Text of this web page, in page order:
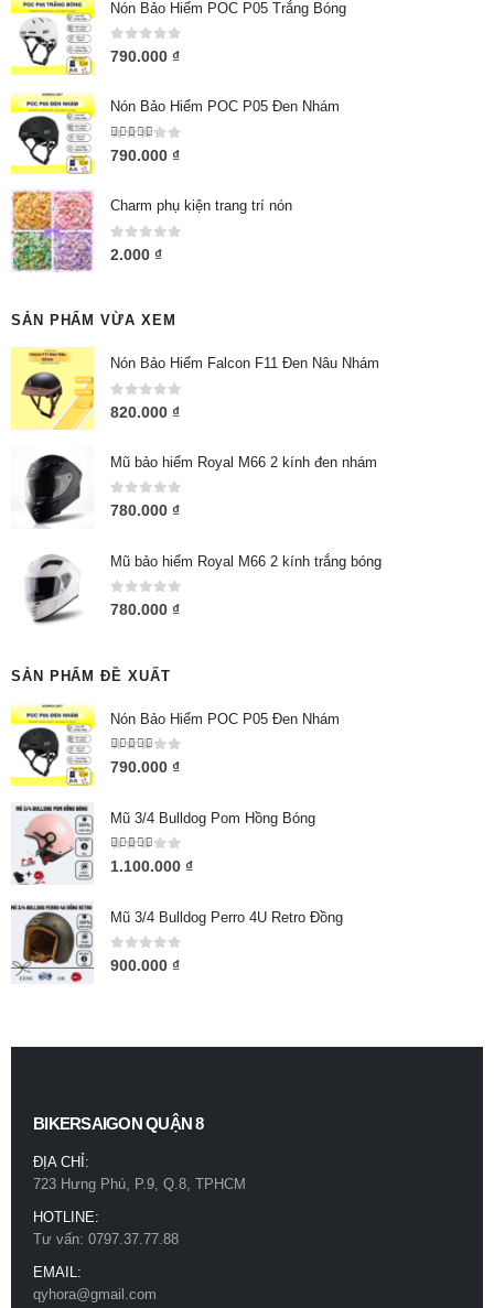
Nón Bảo Hiểm POC P05 Trắng Bóng
0out of 5
790.000 ₫
Nón Bảo Hiểm POC P05 Đen Nhám
5.00 out of 5
790.000 ₫
Charm phụ kiện trang trí nón
0 out of 5
2.000 ₫
SẢN PHẨM VỪA XEM
Nón Bảo Hiểm Falcon F11 Đen Nâu Nhám
0out of 5
820.000 ₫
Mũ bảo hiểm Royal M66 2 kính đen nhám
0out of 5
780.000 ₫
Mũ bảo hiểm Royal M66 2 kính trắng bóng
0out of 5
780.000 ₫
SẢN PHẨM ĐỀ XUẤT
Nón Bảo Hiểm POC P05 Đen Nhám
5.00 out of 5
790.000 ₫
Mũ 3/4 Bulldog Pom Hồng Bóng
5.00out of 5
1.100.000 ₫
Mũ 3/4 Bulldog Perro 4U Retro Đồng
0out of 5
900.000 ₫
BIKERSAIGON QUẬN 8
ĐỊA CHỈ:
723 Hưng Phú, P.9, Q.8, TPHCM
HOTLINE:
Tư vấn: 0797.37.77.88
EMAIL:
qyhora@gmail.com